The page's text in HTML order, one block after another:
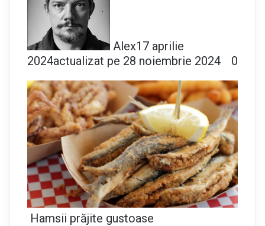
Alex17 aprilie
2024actualizat pe 28 noiembrie 2024 0
Hamsii prăjite gustoase